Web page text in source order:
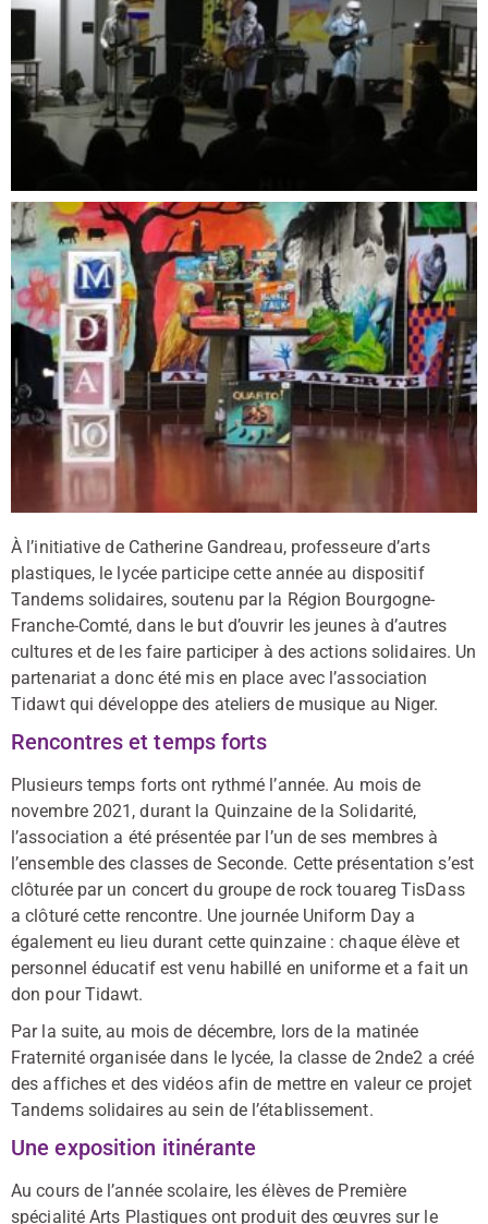
À l’initiative de Catherine Gandreau, professeure d’arts
plastiques, le lycée participe cette année au dispositif
Tandems solidaires, soutenu par la Région Bourgogne-
Franche-Comté, dans le but d’ouvrir les jeunes à d’autres
cultures et de les faire participer à des actions solidaires. Un
partenariat a donc été mis en place avec l’association
Tidawt qui développe des ateliers de musique au Niger.
Rencontres et temps forts
Plusieurs temps forts ont rythmé l’année. Au mois de
novembre 2021, durant la Quinzaine de la Solidarité,
l’association a été présentée par l’un de ses membres à
l’ensemble des classes de Seconde. Cette présentation s’est
clôturée par un concert du groupe de rock touareg TisDass
a clôturé cette rencontre. Une journée Uniform Day a
également eu lieu durant cette quinzaine : chaque élève et
personnel éducatif est venu habillé en uniforme et a fait un
don pour Tidawt.
Par la suite, au mois de décembre, lors de la matinée
Fraternité organisée dans le lycée, la classe de 2nde2 a créé
des affiches et des vidéos afin de mettre en valeur ce projet
Tandems solidaires au sein de l’établissement.
Une exposition itinérante
Au cours de l’année scolaire, les élèves de Première
spécialité Arts Plastiques ont produit des œuvres sur le